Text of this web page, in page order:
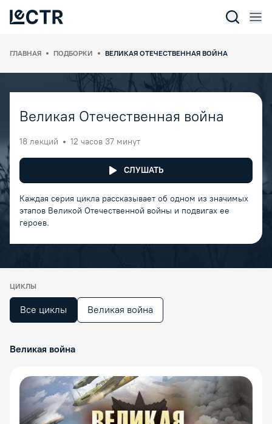
ГЛАВНАЯ ПОДБОРКИ ВЕЛИКАЯ ОТЕЧЕСТВЕННАЯ ВОЙНА
Великая Отечественная война
18 лекций 12 часов 37 минут
СЛУШАТЬ
Каждая серия цикла рассказывает об одном из значимых
этапов Великой Отечественной войны и подвигах ее
героев.
ЦИКЛЫ
Все циклы Великая война
Великая война